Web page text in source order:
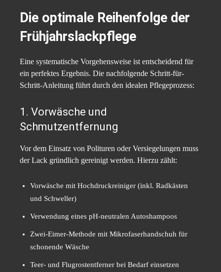
Die optimale Reihenfolge der
Frühjahrslackpflege
Eine systematische Vorgehensweise ist entscheidend für
ein perfektes Ergebnis. Die nachfolgende Schritt-für-
Schritt-Anleitung führt durch den idealen Pflegeprozess:
1. Vorwäsche und
Schmutzentfernung
Vor dem Einsatz von Polituren oder Versiegelungen muss
der Lack gründlich gereinigt werden. Hierzu zählt:
Vorwäsche mit Hochdruckreiniger (inkl. Radkästen
und Schweller)
Verwendung eines pH-neutralen Autoshampoos
Zwei-Eimer-Methode mit Mikrofaserhandschuh für
schonende Wäsche
Teer- und Flugrostentferner bei Bedarf einsetzen